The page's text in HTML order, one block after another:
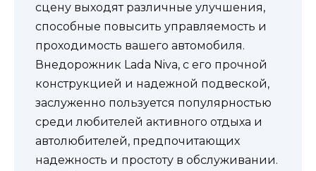
сцену выходят различные улучшения,
способные повысить управляемость и
проходимость вашего автомобиля.
Внедорожник Lada Niva, с его прочной
конструкцией и надежной подвеской,
заслуженно пользуется популярностью
среди любителей активного отдыха и
автолюбителей, предпочитающих
надежность и простоту в обслуживании.